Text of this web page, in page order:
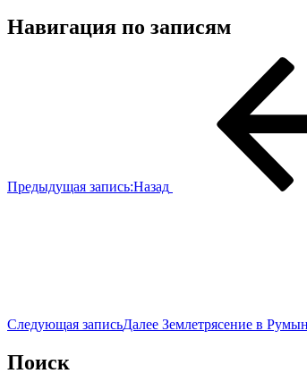
Навигация по записям
Предыдущая запись:Назад
Следующая записьДалее Землетрясение в
Поиск